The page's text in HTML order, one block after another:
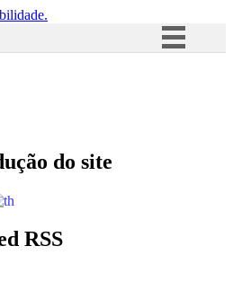
Acesso à informação
do site
RSS